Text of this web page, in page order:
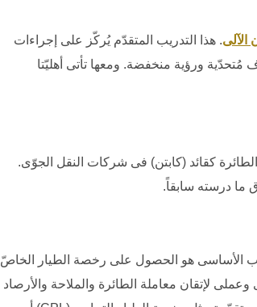
الآلى. هذا التدريب المتقدّم يُركّز على إجراءات
ورؤية منخفضة. ومعها تأتى أهليّتا
كقائد (كابتن) فى شركات النقل الجوّى.
ما درسته سابقاً.
الأساسى هو الحصول على رخصة الطيار الخاصّ
لإتقان معاملة الطائرة والملاحة والأرصاد